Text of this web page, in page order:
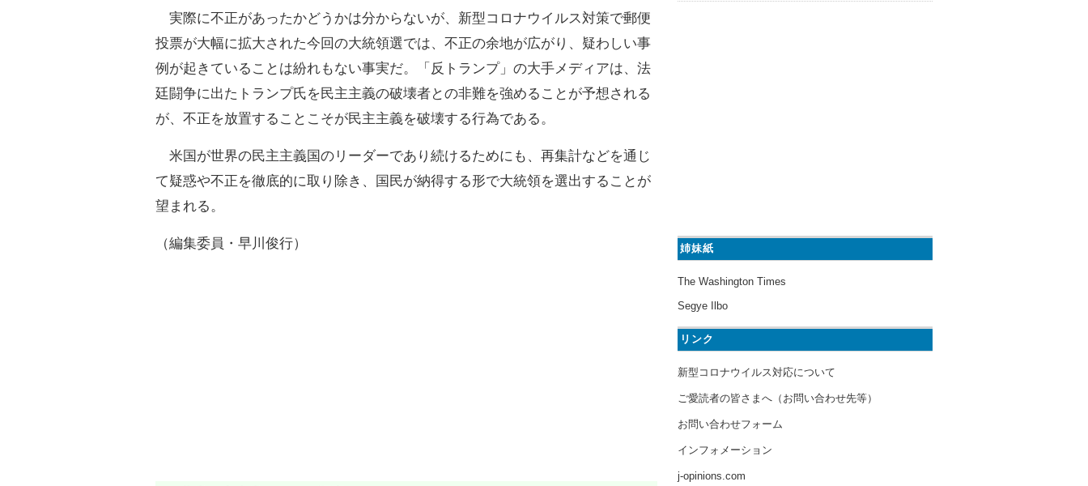
実際に不正があったかどうかは分からないが、新型コロナウイルス対策で郵便
投票が大幅に拡大された今回の大統領選では、不正の余地が広がり、疑わしい事
例が起きていることは紛れもない事実だ。「反トランプ」の大手メディアは、法
廷闘争に出たトランプ氏を民主主義の破壊者との非難を強めることが予想される
が、不正を放置することこそが民主主義を破壊する行為である。
米国が世界の民主主義国のリーダーであり続けるためにも、再集計などを通じ
て疑惑や不正を徹底的に取り除き、国民が納得する形で大統領を選出することが
望まれる。
（編集委員・早川俊行） 姉妹紙
The Washington Times
Segye Ilbo
リンク
新型コロナウイルス対応について
ご愛読者の皆さまへ（お問い合わせ先等）
お問い合わせフォーム
インフォメーション
j-opinions.com